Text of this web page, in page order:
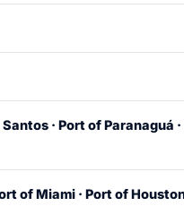
· Port of Paranaguá
of Miami · Port of